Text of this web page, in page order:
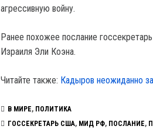
агрессивную войну.
Ранее похожее послание
Израиля Эли Коэна.
Читайте также: Кадыров неожиданно
В МИРЕ, ПОЛИТИКА
ГОССЕКРЕТАРЬ США, МИД РФ, ПОСЛАНИЕ,